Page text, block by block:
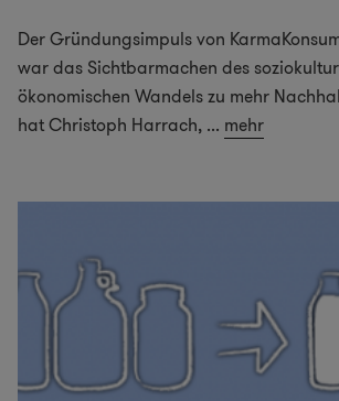
Der Gründungsimpuls von
war das Sichtbarmachen des
ökonomischen Wandels zu mehr
hat Christoph Harrach, ... mehr